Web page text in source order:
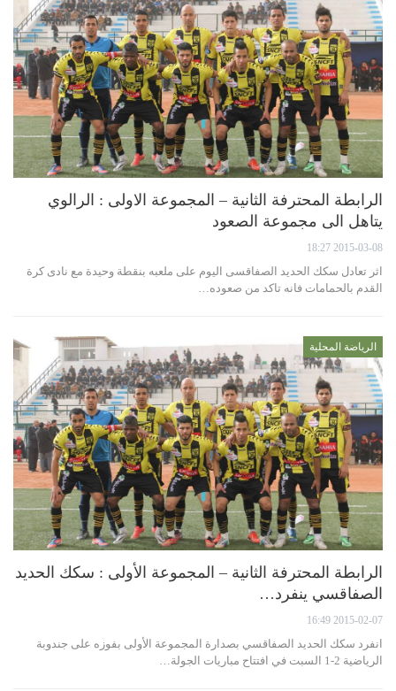
الرابطة المحترفة الثانية – المجموعة الاولى : الرالوي
يتاهل الى مجموعة الصعود
2015-03-08 18:27
اثر تعادل سكك الحديد الصفاقسى اليوم على ملعبه بنقطة وحيدة مع نادى كرة
القدم بالحمامات فانه تاكد من صعوده…
الرياضة المحلية
الرابطة المحترفة الثانية – المجموعة الأولى : سكك الحديد
الصفاقسي ينفرد…
2015-02-07 16:49
انفرد سكك الحديد الصفاقسي بصدارة المجموعة الأولى بفوزه على جندوبة
الرياضية 2-1 السبت في افتتاح مباريات الجولة…